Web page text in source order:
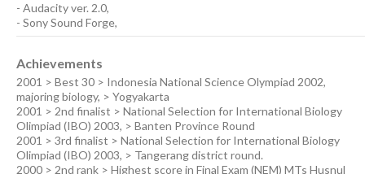
- Audacity ver. 2.0,
- Sony Sound Forge,
Achievements
2001 > Best 30 > Indonesia National Science Olympiad 2002,
majoring biology, > Yogyakarta
2001 > 2nd finalist > National Selection for International Biology
Olimpiad (IBO) 2003, > Banten Province Round
2001 > 3rd finalist > National Selection for International Biology
Olimpiad (IBO) 2003, > Tangerang district round.
2000 > 2nd rank > Highest score in Final Exam (NEM) MTs Husnul